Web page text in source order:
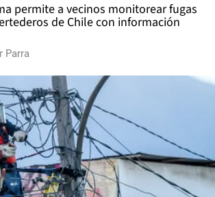
permite a vecinos monitorear fugas
de Chile con información
Parra